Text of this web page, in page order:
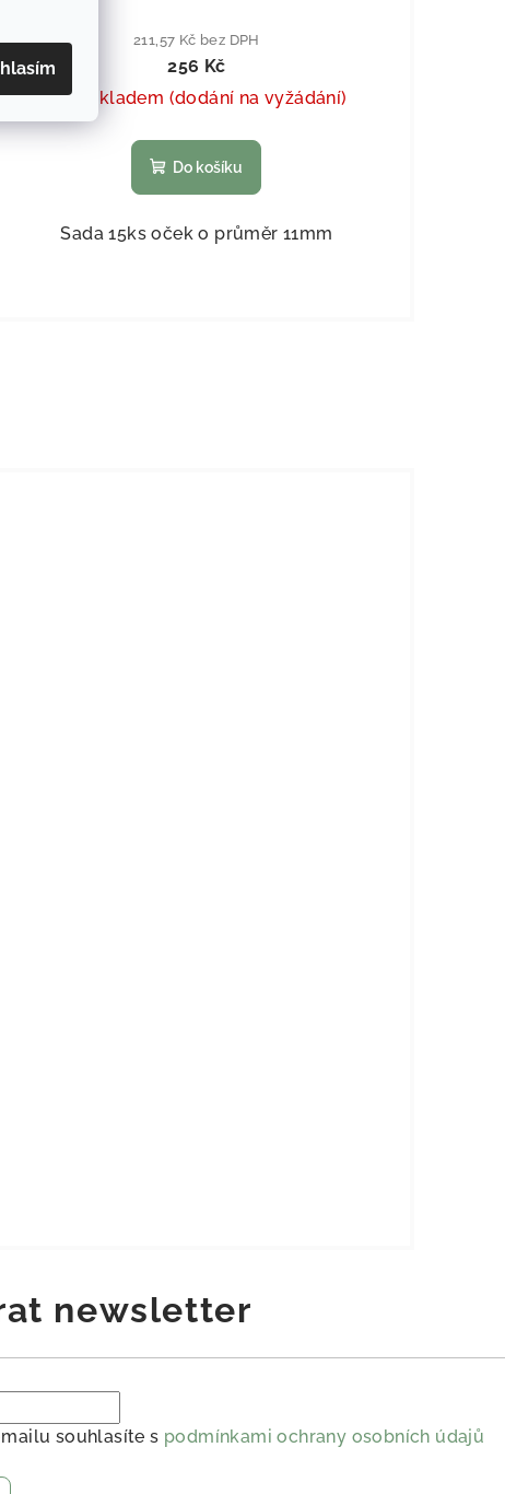
211,57 Kč bez DPH
256 Kč
Není skladem (dodání na vyžádání)
Do košíku
Sada 15ks oček o průměr 11mm
newsletter
souhlasíte s podmínkami ochrany osobních údajů